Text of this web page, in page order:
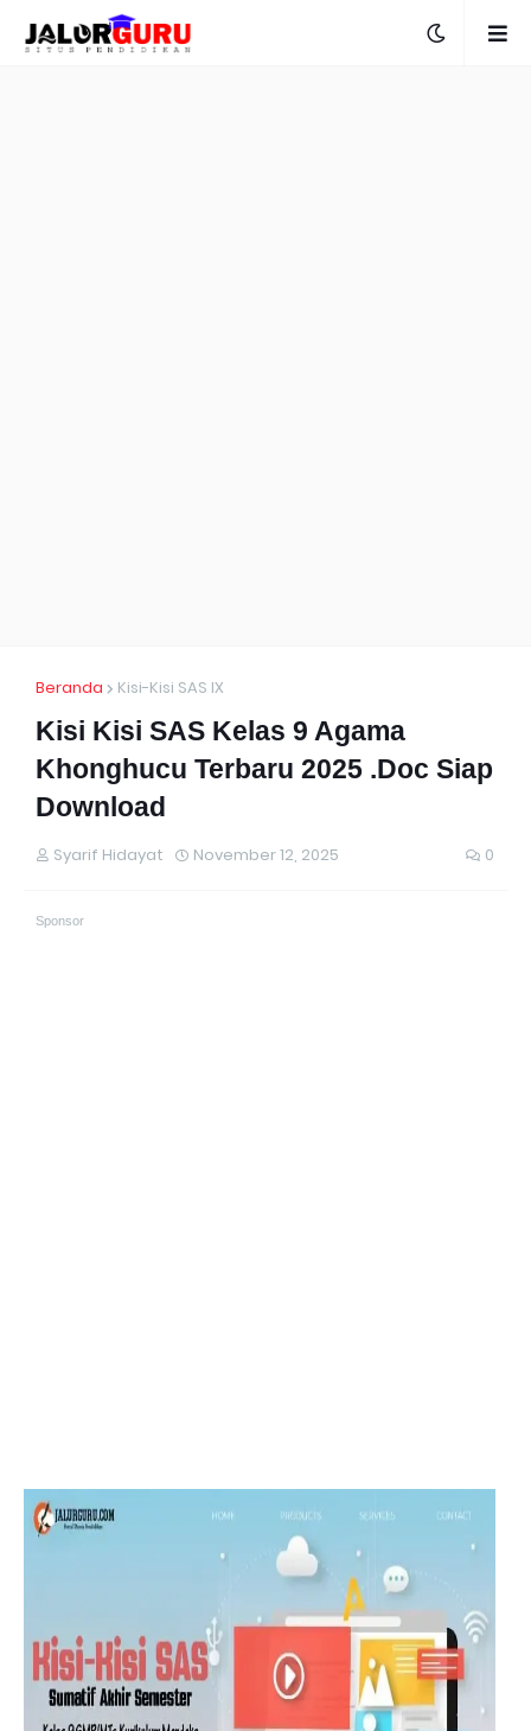
Beranda Kisi-Kisi SAS IX
Kisi Kisi SAS Kelas 9 Agama
Khonghucu Terbaru 2025 .Doc Siap
Download
Syarif Hidayat November 12, 2025 0
Sponsor